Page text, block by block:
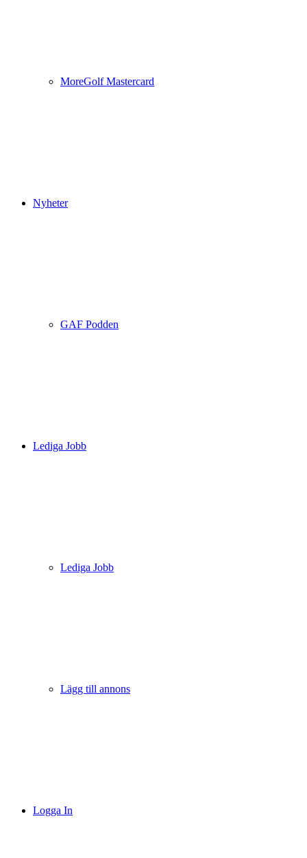
MoreGolf Mastercard
Nyheter
GAF Podden
Lediga Jobb
Lediga Jobb
Lägg till annons
Logga In